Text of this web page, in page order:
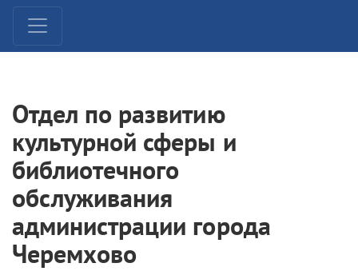
Отдел по развитию
культурной сферы и
библиотечного
обслуживания
администрации города
Черемхово